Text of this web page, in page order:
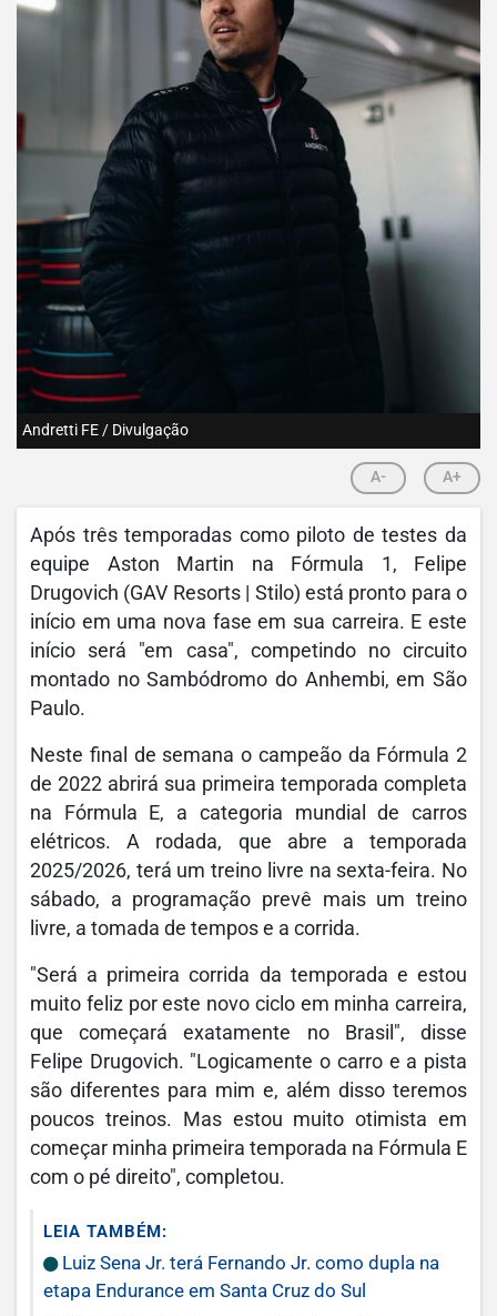
Andretti FE / Divulgação
A- A+
Após três temporadas como piloto de testes da
equipe Aston Martin na Fórmula 1, Felipe
Drugovich (GAV Resorts | Stilo) está pronto para o
início em uma nova fase em sua carreira. E este
início será "em casa", competindo no circuito
montado no Sambódromo do Anhembi, em São
Paulo.
Neste final de semana o campeão da Fórmula 2
de 2022 abrirá sua primeira temporada completa
na Fórmula E, a categoria mundial de carros
elétricos. A rodada, que abre a temporada
2025/2026, terá um treino livre na sexta-feira. No
sábado, a programação prevê mais um treino
livre, a tomada de tempos e a corrida.
"Será a primeira corrida da temporada e estou
muito feliz por este novo ciclo em minha carreira,
que começará exatamente no Brasil", disse
Felipe Drugovich. "Logicamente o carro e a pista
são diferentes para mim e, além disso teremos
poucos treinos. Mas estou muito otimista em
começar minha primeira temporada na Fórmula E
com o pé direito", completou.
LEIA TAMBÉM:
Luiz Sena Jr. terá Fernando Jr. como dupla na
etapa Endurance em Santa Cruz do Sul